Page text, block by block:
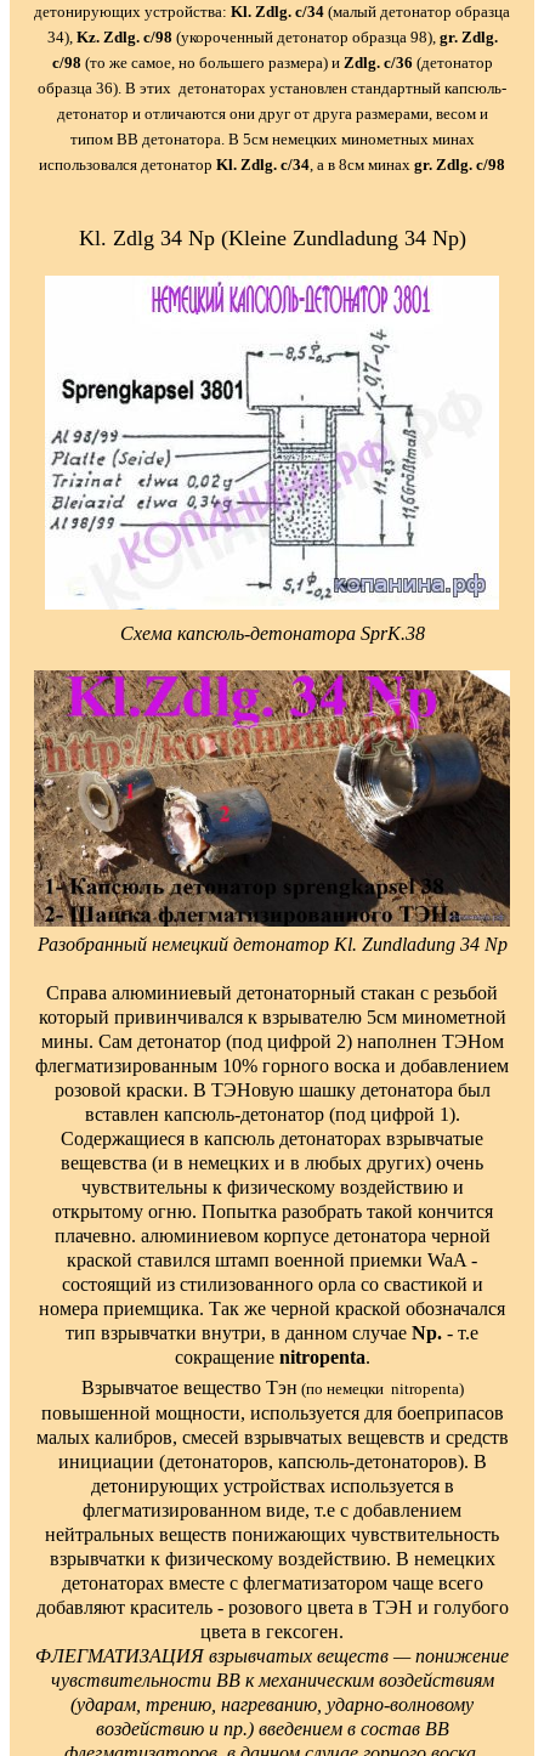
детонирующих устройства: Kl. Zdlg. с/34 (малый детонатор образца
34), Kz. Zdlg. с/98 (укороченный детонатор образца 98), gr. Zdlg.
с/98 (то же самое, но большего размера) и Zdlg. с/36 (детонатор
образца 36). В этих детонаторах установлен стандартный капсюль-
детонатор и отличаются они друг от друга размерами, весом и
типом ВВ детонатора. В 5см немецких минометных минах
использовался детонатор Kl. Zdlg. с/34 а в 8см минах gr. Zdlg. с/98
Kl. Zdlg 34 Np (Kleine Zundladung 34 Np)
Схема капсюль-детонатора SprK.38
Разобранный немецкий детонатор Kl. Zundladung 34 Np
Справа алюминиевый детонаторный стакан с резьбой
который привинчивался к взрывателю 5см минометной
мины. Сам детонатор (под цифрой 2) наполнен ТЭНом
флегматизированным 10% горного воска и добавлением
розовой краски. В ТЭНовую шашку детонатора был
вставлен капсюль-детонатор (под цифрой 1).
Содержащиеся в капсюль детонаторах взрывчатые
вещевства (и в немецких и в любых других) очень
чувствительны к физическому воздействию и
открытому огню. Попытка разобрать такой кончится
плачевно. алюминиевом корпусе детонатора черной
краской ставился штамп военной приемки WaA -
состоящий из стилизованного орла со свастикой и
номера приемщика. Так же черной краской обозначался
тип взрывчатки внутри, в данном случае Np. - т.е
сокращение nitropenta.
Взрывчатое вещество Тэн (по немецки nitropenta)
повышенной мощности, используется для боеприпасов
малых калибров, смесей взрывчатых вещевств и средств
инициации (детонаторов, капсюль-детонаторов). В
детонирующих устройствах используется в
флегматизированном виде, т.е с добавлением
нейтральных веществ понижающих чувствительность
взрывчатки к физическому воздействию. В немецких
детонаторах вместе с флегматизатором чаще всего
добавляют краситель - розового цвета в ТЭН и голубого
цвета в гексоген.
ФЛЕГМАТИЗАЦИЯ взрывчатых веществ — понижение
чувствительности ВВ к механическим воздействиям
(ударам, трению, нагреванию, ударно-волновому
воздействию и пр.) введением в состав ВВ